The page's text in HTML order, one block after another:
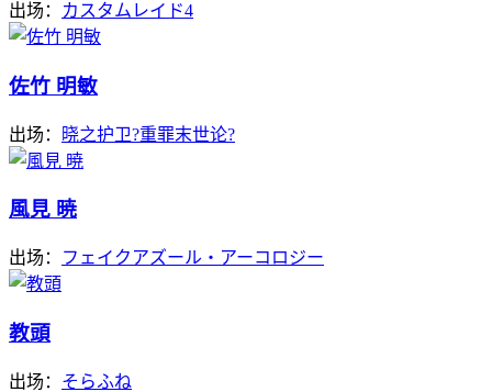
出场： カスタムレイド4
佐竹 明敏
出场： 晓之护卫?重罪末世论?
風見 暁
出场： フェイクアズール・アーコロジー
教頭
出场： そらふね